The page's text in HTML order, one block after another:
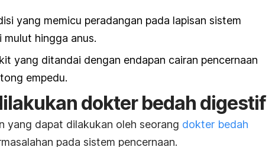
yang memicu peradangan pada lapisan sistem
mulut hingga anus.
yang ditandai dengan endapan cairan pencernaan
empedu.
dokter bedah digestif
yang dapat dilakukan oleh seorang dokter bedah
pada sistem pencernaan.